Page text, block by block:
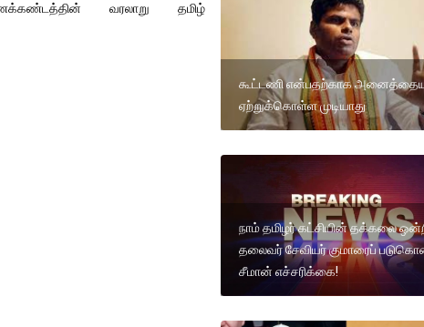
வரலாறு தமிழ்
கூட்டணி என்பதற்காக
ஏற்றுக்கொள்ள முடியாது
நாம் தமிழர் கட்சியின் தக்கலை
தலைவர் சேவியர் குமாரைப்
சீமான் எச்சரிக்கை!